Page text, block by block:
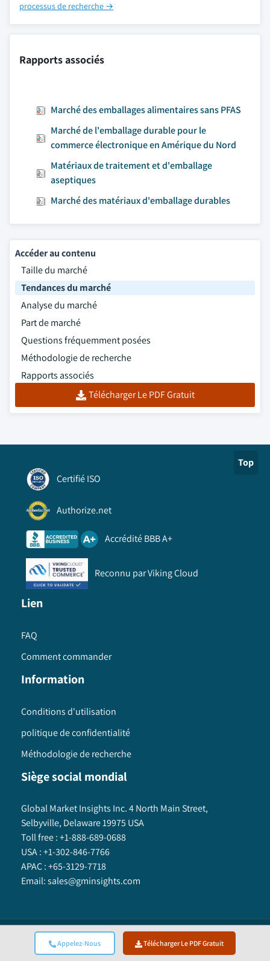
Appelez-Nous Télécharger Le PDF Gratuit
processus de recherche →
Rapports associés
Marché des emballages alimentaires sans PFAS
Marché de l'emballage durable pour le
commerce électronique en Amérique du Nord
Matériaux de traitement et d'emballage
aseptiques
Marché des matériaux d'emballage durables
Accéder au contenu
Taille du marché
Tendances du marché
Analyse du marché
Part de marché
Questions fréquemment posées
Méthodologie de recherche
Rapports associés
Télécharger Le PDF Gratuit
Top
Certifié ISO
Authorize.net
Accrédité BBB A+
Reconnu par Viking Cloud
Lien
FAQ
Comment commander
Information
Conditions d'utilisation
politique de confidentialité
Méthodologie de recherche
Siège social mondial
Global Market Insights Inc. 4 North Main Street,
Selbyville, Delaware 19975 USA
Toll free :+1-888-689-0688
USA :+1-302-846-7766
APAC :+65-3129-7718
Email:sales@gminsights.com
Global Market Insights Inc. ©2025 All Rights Reserved.